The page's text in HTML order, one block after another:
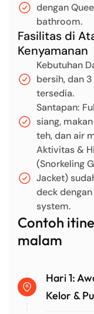
dengan
bathroom.
Fasilitas di
Kenyamanan
Kebutuhan
bersih, dan
tersedia.
Santapan:
siang,
teh, dan air
Aktivitas &
(Snorkeling
Jacket)
deck
system.
Contoh
malam
Hari 1:
Kelor &